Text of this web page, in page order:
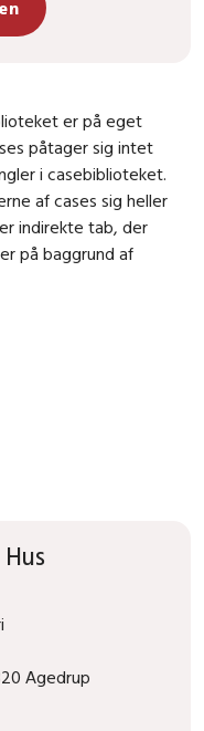
er på eget
påtager sig intet
i casebiblioteket.
af cases sig heller
indirekte tab, der
på baggrund af
Agedrup